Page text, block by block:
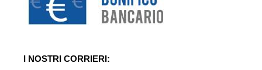
I NOSTRI CORRIERI: